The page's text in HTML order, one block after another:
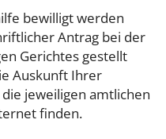
bewilligt werden
Antrag bei der
Gerichtes gestellt
Auskunft Ihrer
jeweiligen amtlichen
finden.